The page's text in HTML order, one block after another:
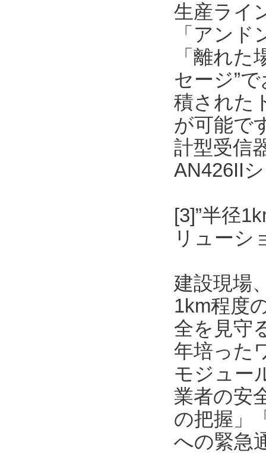
生産ライ
「アン
「離れ
セージ”
積された
が可能で
計型受信
AN426II
[3]”半径
リューシ
建設現場
1km程度
全を見守
年培った
モジュー
業者の安
の把握」
への緊急